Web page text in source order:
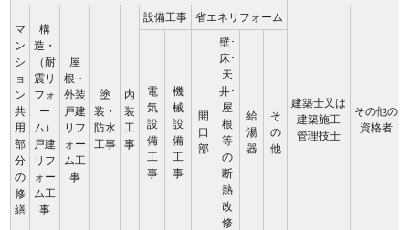
マ
ン
シ
ョ
ン
共
用
部
分
の
修
繕
構
造・
（耐
震リ
フォ
ー
ム）
戸建
リフ
ォー
ム工
事
屋
根・
外装
戸建
リフ
ォー
ム工
事
塗
装・
防水
工事
内
装
工
事
設備工事 省エネリフォーム
建築士又は
建築施工
管理技士
その他の
資格者
電
気
設
備
工
事
機
械
設
備
工
事
開
口
部
壁･
床･
天
井･
屋
根
等
の
断
熱
改
修
給
湯
器
そ
の
他